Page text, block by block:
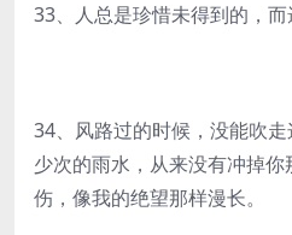
33、人总是珍惜未得到的，而
34、风路过的时候，没能吹
少次的雨水，从来没有冲掉
伤，像我的绝望那样漫长。